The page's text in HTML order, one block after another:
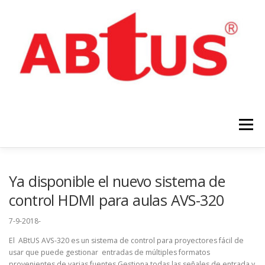
Menú
INICIO
Ya disponible el nuevo sistema de
control HDMI para aulas AVS-320
7-9-2018-
El ABtUS AVS-320 es un sistema de control para proyectores fácil de
usar que puede gestionar entradas de múltiples formatos